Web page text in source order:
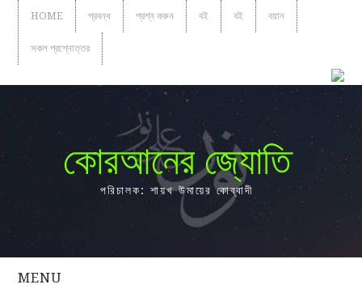
HOME প্রবন্ধ প্রশ্ন করুন বই বই বয়ান
সকল প্রশ্নোত্তর
কোরআনের জ্যোতি
পরিচালক: শায়খ উমায়ের কোব্বাদী
MENU
সকল